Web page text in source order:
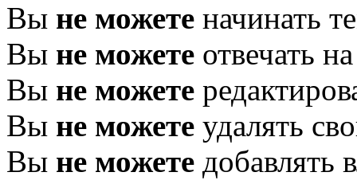
Вы не можете начинать
Вы не можете отвечать
Вы не можете
Вы не можете удалять
Вы не можете добавлять